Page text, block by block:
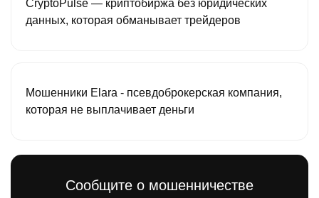
CryptoPulse — криптобиржа без юридических
данных, которая обманывает трейдеров
Мошенники Elara - псевдоброкерская компания,
которая не выплачивает деньги
Сообщите о мошенничестве